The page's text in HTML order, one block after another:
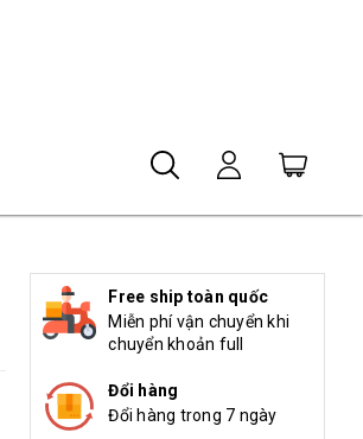
Free ship toàn quốc
Miễn phí vận chuyển khi
chuyển khoản full
Đổi hàng
Đổi hàng trong 7 ngày